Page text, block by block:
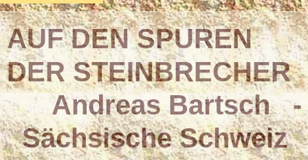
AUF DEN SPUREN
DER STEINBRECHER
Andreas Bartsch -
Sächsische Schweiz